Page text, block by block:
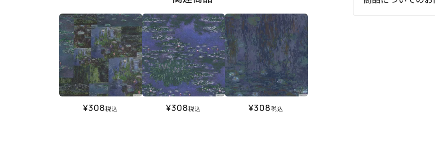
¥308税込 ¥308税込 ¥308税込